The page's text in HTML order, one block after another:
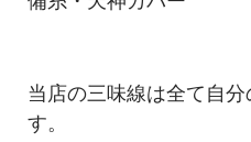
当店の三味線は全て自
す。